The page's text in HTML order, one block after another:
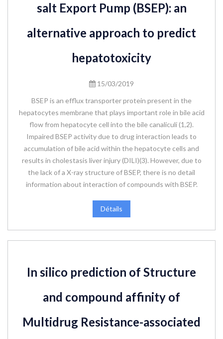
salt Export Pump (BSEP): an
alternative approach to predict
hepatotoxicity
15/03/2019
BSEP is an efflux transporter protein present in the
hepatocytes membrane that plays important role in bile acid
flow from hepatocyte cell into the bile canaliculi (1,2).
Impaired BSEP activity due to drug interaction leads to
accumulation of bile acid within the hepatocyte cells and
results in cholestasis liver injury (DILI)(3). However, due to
the lack of a X-ray structure of BSEP, there is no detail
information about interaction of compounds with BSEP.
Détails
In silico prediction of Structure
and compound affinity of
Multidrug Resistance-associated